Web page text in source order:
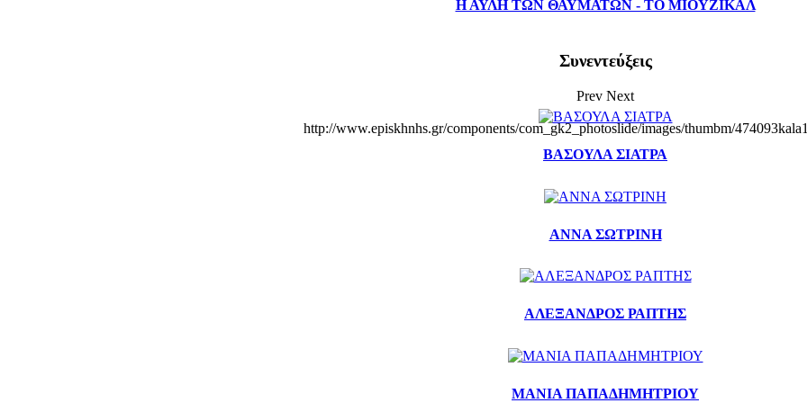
http://www.episkhnhs.gr/components/com_gk2_photoslide/images/thumbm/
Η ΑΥΛΗ ΤΩΝ ΘΑΥΜΑΤΩΝ - ΤΟ ΜΙΟΥΖΙΚΑΛ
Συνεντεύξεις
Prev Next
ΒΑΣΟΥΛΑ ΣΙΑΤΡΑ
ΑΝΝΑ ΣΩΤΡΙΝΗ
ΑΛΕΞΑΝΔΡΟΣ ΡΑΠΤΗΣ
ΜΑΝΙΑ ΠΑΠΑΔΗΜΗΤΡΙΟΥ